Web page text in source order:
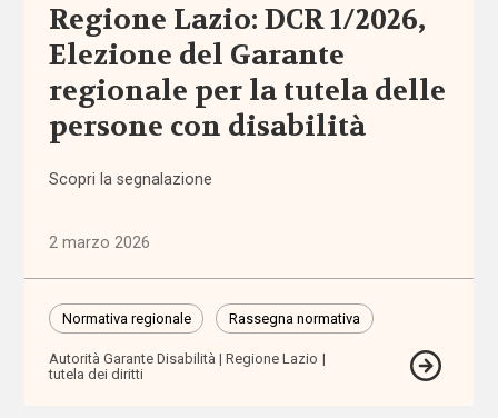
affordability
place
AgID
agricoltura
Alleanza
la
Regione Lazio: DCR 1/2026,
Elezione del Garante
regionale per la tutela delle
persone con disabilità
Scopri la segnalazione
2 marzo 2026
Normativa regionale Rassegna normativa
Autorità Garante Disabilità
Regione Lazio
tutela dei diritti